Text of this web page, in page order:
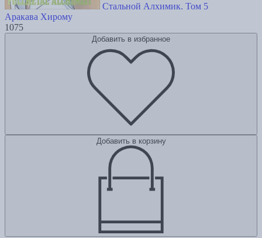
Стальной Алхимик. Том 5
Аракава Хирому
1075
Добавить в избранное
Добавить в корзину